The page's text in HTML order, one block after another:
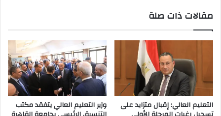
مقالات ذات صلة
التعليم العالي: إقبال متزايد على وزير التعليم العالي يتفقد مكتب